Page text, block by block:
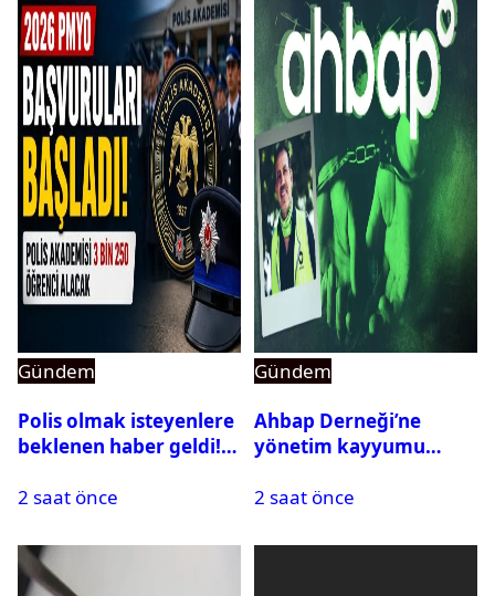
Gündem
Polis olmak isteyenlere
beklenen haber geldi!
2 saat önce
Gündem
Ahbap Derneği’ne
yönetim kayyumu
açıldı
2 saat önce